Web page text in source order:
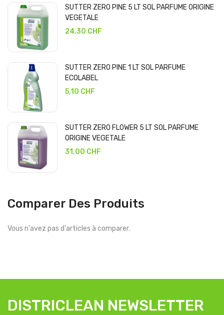
SUTTER ZERO PINE 5 LT SOL PARFUME ORIGINE
VEGETALE
24,30 CHF
SUTTER ZERO PINE 1 LT SOL PARFUME
ECOLABEL
5,10 CHF
SUTTER ZERO FLOWER 5 LT SOL PARFUME
ORIGINE VEGETALE
31,00 CHF
Comparer Des Produits
Vous n'avez pas d'articles à comparer.
DISTRICLEAN NEWSLETTER